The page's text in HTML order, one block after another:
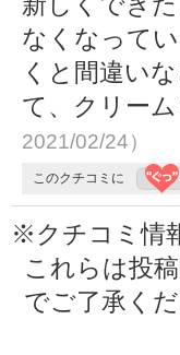
なくなって
くと間違い
て、クリー
2021/02/24）
このクチコミに
※クチコミ情
これらは投
でご了承くだ